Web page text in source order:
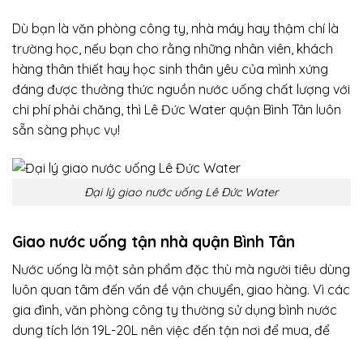
Dù bạn là văn phòng công ty, nhà máy hay thậm chí là
trường học, nếu bạn cho rằng những nhân viên, khách
hàng thân thiết hay học sinh thân yêu của mình xứng
đáng được thưởng thức nguồn nước uống chất lượng với
chi phí phải chăng, thì Lê Đức Water quận Bình Tân luôn
sẵn sàng phục vụ!
Đại lý giao nước uống Lê Đức Water
Giao nước uống tận nhà quận Bình Tân
Nước uống là một sản phẩm đặc thù mà người tiêu dùng
luôn quan tâm đến vấn đề vận chuyển, giao hàng. Vì các
gia đình, văn phòng công ty thường sử dụng bình nước
dung tích lớn 19L-20L nên việc đến tận nơi để mua, để